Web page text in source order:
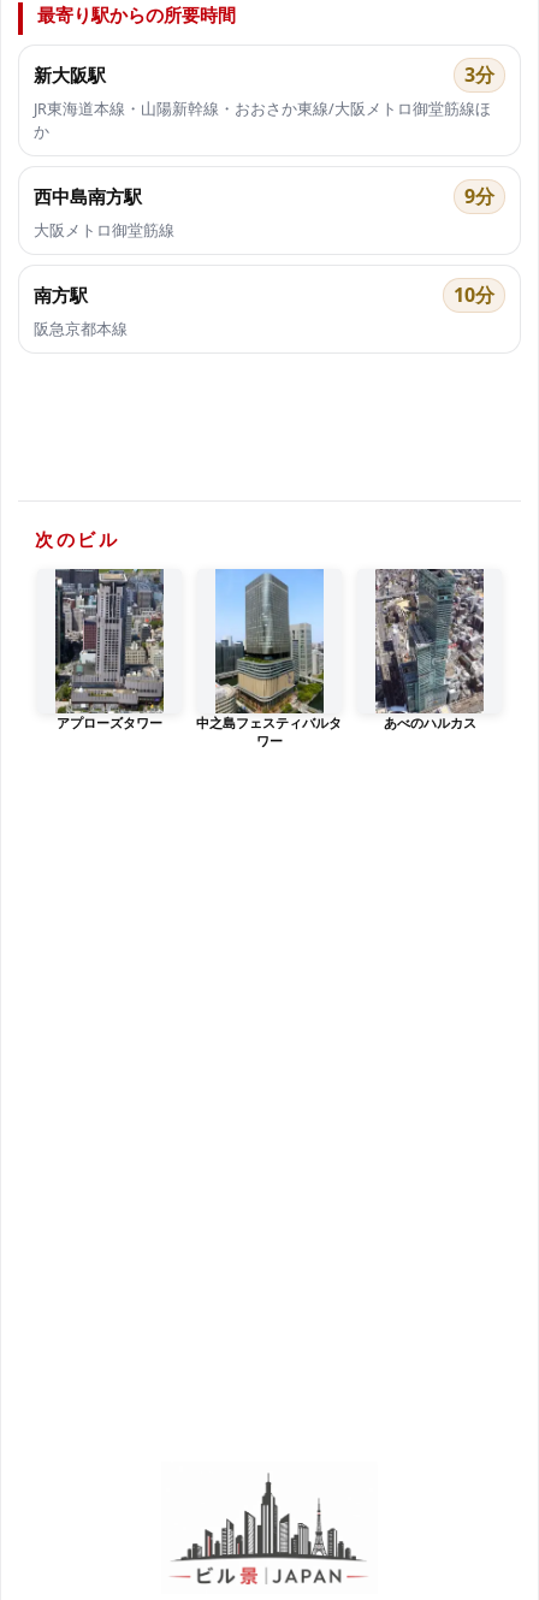
最寄り駅からの所要時間
新大阪駅 3分
JR東海道本線・山陽新幹線・おおさか東線/大阪メトロ御堂筋線ほ
か
西中島南方駅 9分
大阪メトロ御堂筋線
南方駅 10分
阪急京都本線
次のビル
アプローズタワー
中之島フェスティバルタ
ワー
あべのハルカス